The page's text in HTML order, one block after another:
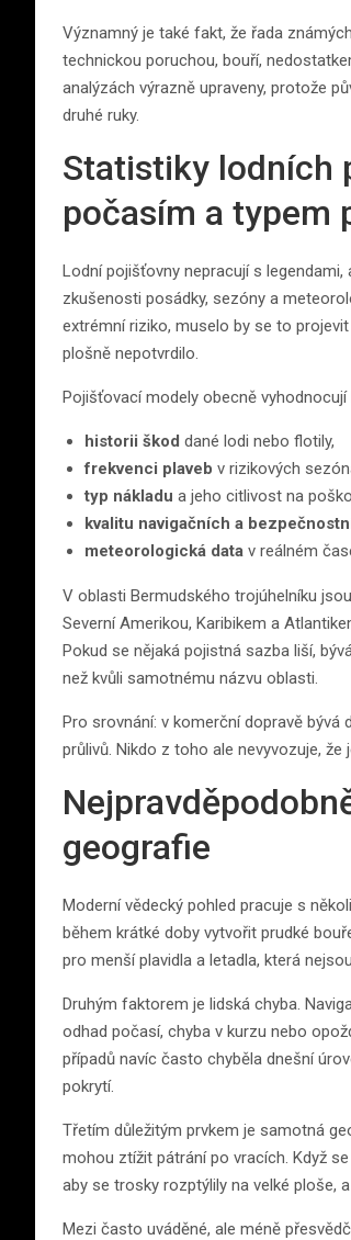
Významný je také fakt, že řada
technickou poruchou, bouří,
analýzách výrazně upraveny, protože
druhé ruky.
Statistiky lodních
počasím a typem
Lodní pojišťovny nepracují s
zkušenosti posádky, sezóny a
extrémní riziko, muselo by se to
plošně nepotvrdilo.
Pojišťovací modely obecně vyhodnocují
historii škod dané lodi nebo flotily,
frekvenci plaveb v rizikových
typ nákladu a jeho citlivost na
kvalitu navigačních a
meteorologická data v reálném
V oblasti Bermudského trojúhelníku
Severní Amerikou, Karibikem a
Pokud se nějaká pojistná sazba liší,
než kvůli samotnému názvu oblasti.
Pro srovnání: v komerční dopravě
průlivů. Nikdo z toho ale nevyvozuje, že
geografie
Moderní vědecký pohled pracuje s
během krátké doby vytvořit prudké
pro menší plavidla a letadla, která
Druhým faktorem je lidská chyba.
odhad počasí, chyba v kurzu nebo
případů navíc často chyběla dnešní
pokrytí.
Třetím důležitým prvkem je samotná
mohou ztížit pátrání po vracích. Když
aby se trosky rozptýlily na velké ploše,
Mezi často uváděné, ale méně